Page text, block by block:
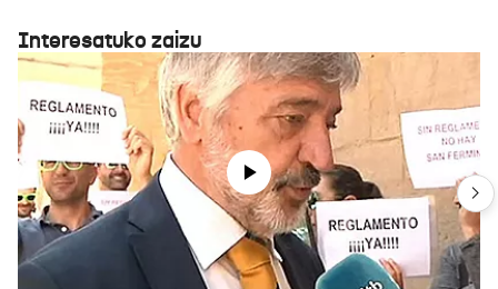
Interesatuko zaizu